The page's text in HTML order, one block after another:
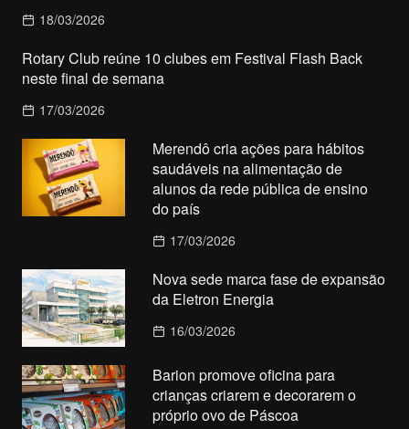
18/03/2026
Rotary Club reúne 10 clubes em Festival Flash Back
neste final de semana
17/03/2026
Merendô cria ações para hábitos
saudáveis na alimentação de
alunos da rede pública de ensino
do país
17/03/2026
Nova sede marca fase de expansão
da Eletron Energia
16/03/2026
Barion promove oficina para
crianças criarem e decorarem o
próprio ovo de Páscoa